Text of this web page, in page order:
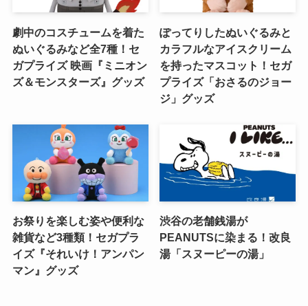
劇中のコスチュームを着た
ぬいぐるみなど全7種！セ
ガプライズ 映画『ミニオン
ズ＆モンスターズ』グッズ
ぽってりしたぬいぐるみと
カラフルなアイスクリーム
を持ったマスコット！セガ
プライズ「おさるのジョー
ジ」グッズ
お祭りを楽しむ姿や便利な
雑貨など3種類！セガプラ
イズ『それいけ！アンパン
マン』グッズ
渋谷の老舗銭湯が
PEANUTSに染まる！改良
湯「スヌーピーの湯」